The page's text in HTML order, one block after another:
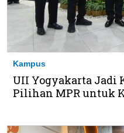
Kampus
UII Yogyakarta Jadi
Pilihan MPR untuk